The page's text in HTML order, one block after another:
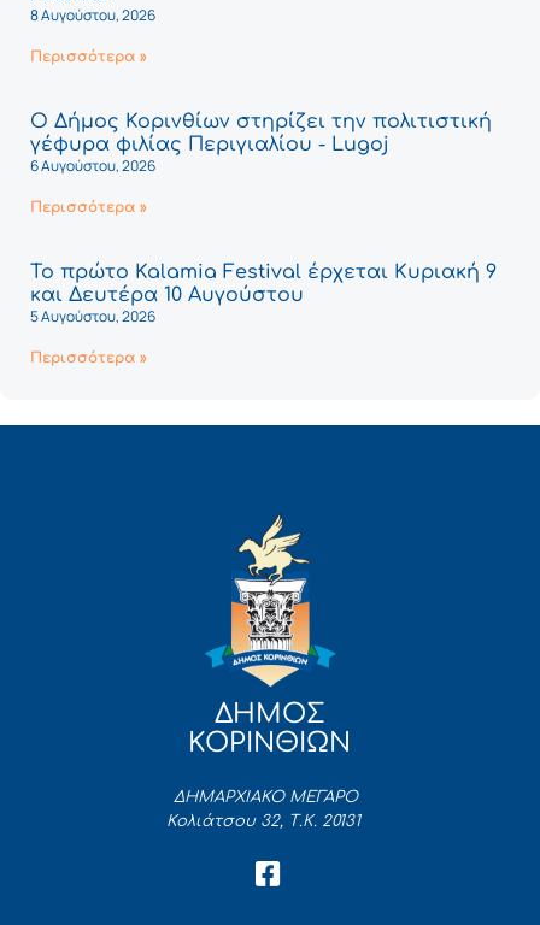
8 Αυγούστου, 2026
Περισσότερα »
Ο Δήμος Κορινθίων στηρίζει την πολιτιστική
γέφυρα φιλίας Περιγιαλίου - Lugoj
6 Αυγούστου, 2026
Περισσότερα »
Το πρώτο Kalamia Festival έρχεται Κυριακή 9
και Δευτέρα 10 Αυγούστου
5 Αυγούστου, 2026
Περισσότερα »
ΔΗΜΟΣ
ΚΟΡΙΝΘΙΩΝ
ΔΗΜΑΡΧΙΑΚΟ ΜΕΓΑΡΟ
Κολιάτσου 32, Τ.Κ. 20131